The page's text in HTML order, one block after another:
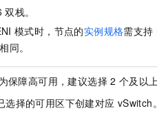
双栈。
模式时，节点的实例规格需支持
同。
保障高可用，建议选择 2 个及以
选择的可用区下创建对应 vSwitch。